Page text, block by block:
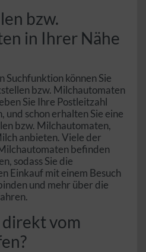
bzw.
in Ihrer Nähe
können Sie
bzw. Milchautomaten
Sie Ihre Postleitzahl
schon erhalten Sie eine
bzw. Milchautomaten,
anbieten. Viele der
befinden
sodass Sie die
Einkauf mit einem Besuch
und mehr über die
vom